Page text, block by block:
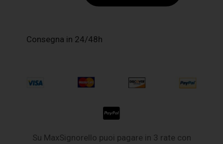
Consegna in 24/48h
Su MaxSignorello puoi pagare in 3 rate con